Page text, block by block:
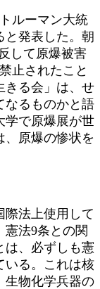
ルーマン大統
と発表した。朝
して原爆被害
止されたこと
きる会」は、せ
なるものかと語
学で原爆展が世
、原爆の惨状を
法上使用して
憲法9条との関
は、必ずしも憲
いる。これは核
生物化学兵器の